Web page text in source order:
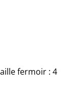
fermoir : 4